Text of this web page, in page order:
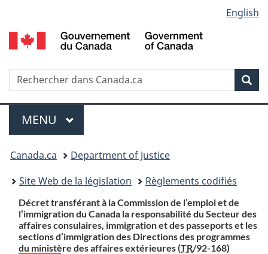
au
contenu
propos
de
la
HTML
simplifiée
selection
English
Recherche
Menu
MENU PRINCIPAL
You
are
here:
Canada.ca
Department of Justice
Site Web de la législation
Règlements codifiés
Décret transférant à la Commission de l’emploi et de
l’immigration du Canada la responsabilité du Secteur des
affaires consulaires, immigration et des passeports et les
sections d’immigration des Directions des programmes
du ministère des affaires extérieures (TR/92-168)